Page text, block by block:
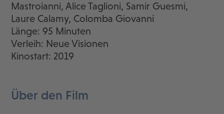
Mastroianni, Alice Taglioni, Samir Guesmi,
Laure Calamy, Colomba Giovanni
Länge: 95 Minuten
Verleih: Neue Visionen
Kinostart: 2019
Über den Film